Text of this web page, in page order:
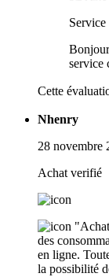
service
Cette
Nhenry
28 novembre
Achat verifié
des
en ligne.
la possibilité